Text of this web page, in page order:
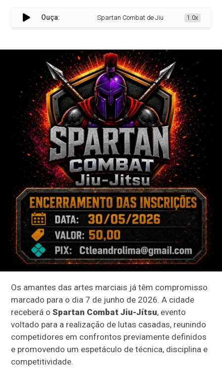
Ouça: Spartan Combat de Jiu-Jítsu terá lutas
1.0x
Os amantes das artes marciais já têm compromisso
marcado para o dia 7 de junho de 2026. A cidade
receberá oSpartan Combat Jiu-Jítsu, evento
voltado para a realização de lutas casadas, reunindo
competidores em confrontos previamente definidos
e promovendo um espetáculo de técnica, disciplina e
competitividade.